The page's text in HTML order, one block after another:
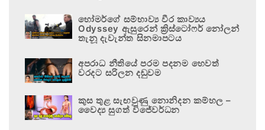
හෝමර්ගේ සම්භාව්‍ය වීර කාව්‍යය
Odyssey ඇසුරෙන් ක්‍රිස්ටෝෆර් නෝලන්
තැනූ දැවැන්ත සිනමාපටය
අපරාධ නීතියේ පරම පදනම හෙවත්
වරදට සරිලන දඬුවම
කුස තුළ සැඟවුණු නොනිදන කම්හල –
වෛද්‍ය සුගත් විජේවර්ධන